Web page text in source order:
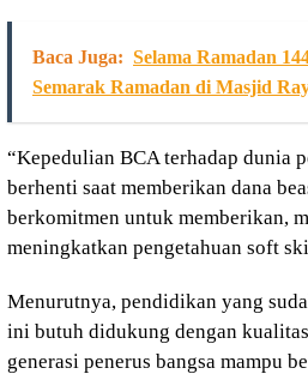
Baca Juga: Selama Ramadan
Semarak Ramadan di Masjid
“Kepedulian BCA terhadap dunia
berhenti saat memberikan dana
berkomitmen untuk memberikan,
meningkatkan pengetahuan soft
Menurutnya, pendidikan yang
ini butuh didukung dengan
generasi penerus bangsa mampu